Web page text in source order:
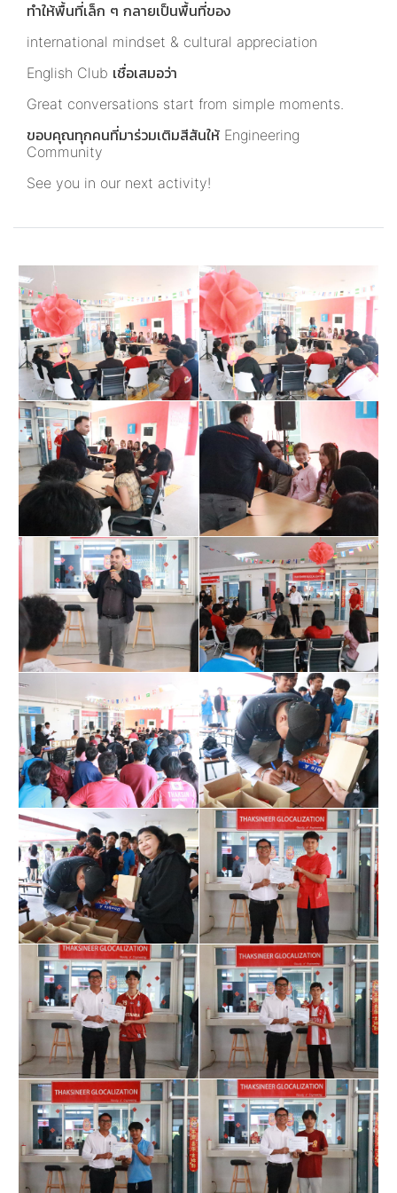
ทำให้พื้นที่เล็ก ๆ กลายเป็นพื้นที่ของ
international mindset & cultural appreciation
English Club เชื่อเสมอว่า
Great conversations start from simple moments.
ขอบคุณทุกคนที่มาร่วมเติมสีสันให้ Engineering
Community
See you in our next activity!